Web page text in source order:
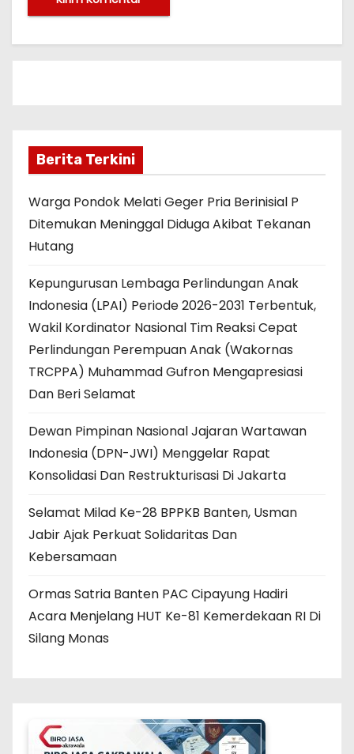
Berita Terkini
Warga Pondok Melati Geger Pria Berinisial P
Ditemukan Meninggal Diduga Akibat Tekanan
Hutang
Kepungurusan Lembaga Perlindungan Anak
Indonesia (LPAI) Periode 2026-2031 Terbentuk,
Wakil Kordinator Nasional Tim Reaksi Cepat
Perlindungan Perempuan Anak (Wakornas
TRCPPA) Muhammad Gufron Mengapresiasi
Dan Beri Selamat
Dewan Pimpinan Nasional Jajaran Wartawan
Indonesia (DPN-JWI) Menggelar Rapat
Konsolidasi Dan Restrukturisasi Di Jakarta
Selamat Milad Ke-28 BPPKB Banten, Usman
Jabir Ajak Perkuat Solidaritas Dan
Kebersamaan
Ormas Satria Banten PAC Cipayung Hadiri
Acara Menjelang HUT Ke-81 Kemerdekaan RI Di
Silang Monas